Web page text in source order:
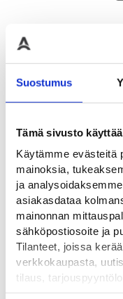
Suostumus
Tämä sivusto
Käytämme evästeitä
mainoksia,
ja
asiakasdataa
mainonnan
sähköpostiosoite ja
Tilanteet, joissa
verkkokaupasta,
tilaus,
Tutustu myös